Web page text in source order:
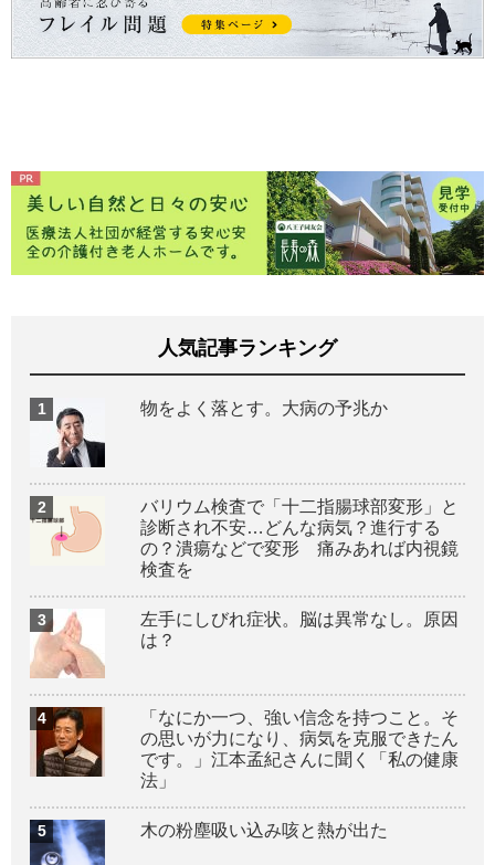
人気記事ランキング
物をよく落とす。大病の予兆か
バリウム検査で「十二指腸球部変形」と
診断され不安…どんな病気？進行する
の？潰瘍などで変形 痛みあれば内視鏡
検査を
左手にしびれ症状。脳は異常なし。原因
は？
「なにか一つ、強い信念を持つこと。そ
の思いが力になり、病気を克服できたん
です。」江本孟紀さんに聞く「私の健康
法」
木の粉塵吸い込み咳と熱が出た